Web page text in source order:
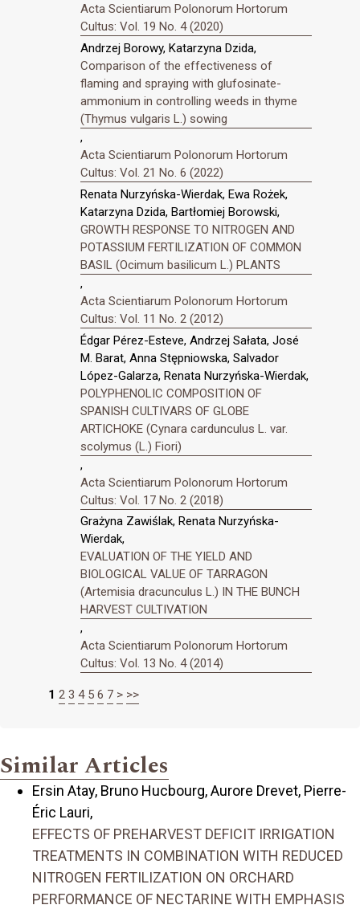
Acta Scientiarum Polonorum Hortorum
Cultus: Vol. 19 No. 4 (2020)
Andrzej Borowy, Katarzyna Dzida,
Comparison of the effectiveness of
flaming and spraying with glufosinate-
ammonium in controlling weeds in thyme
(Thymus vulgaris L.) sowing
,
Acta Scientiarum Polonorum Hortorum
Cultus: Vol. 21 No. 6 (2022)
Renata Nurzyńska-Wierdak, Ewa Rożek,
Katarzyna Dzida, Bartłomiej Borowski,
GROWTH RESPONSE TO NITROGEN AND
POTASSIUM FERTILIZATION OF COMMON
BASIL (Ocimum basilicum L.) PLANTS
,
Acta Scientiarum Polonorum Hortorum
Cultus: Vol. 11 No. 2 (2012)
Édgar Pérez-Esteve, Andrzej Sałata, José
M. Barat, Anna Stępniowska, Salvador
López-Galarza, Renata Nurzyńska-Wierdak,
POLYPHENOLIC COMPOSITION OF
SPANISH CULTIVARS OF GLOBE
ARTICHOKE (Cynara cardunculus L. var.
scolymus (L.) Fiori)
,
Acta Scientiarum Polonorum Hortorum
Cultus: Vol. 17 No. 2 (2018)
Grażyna Zawiślak, Renata Nurzyńska-
Wierdak,
EVALUATION OF THE YIELD AND
BIOLOGICAL VALUE OF TARRAGON
(Artemisia dracunculus L.) IN THE BUNCH
HARVEST CULTIVATION
,
Acta Scientiarum Polonorum Hortorum
Cultus: Vol. 13 No. 4 (2014)
1 2 3 4 5 6 7 > >>
Similar Articles
Ersin Atay, Bruno Hucbourg, Aurore Drevet, Pierre-
Éric Lauri,
EFFECTS OF PREHARVEST DEFICIT IRRIGATION
TREATMENTS IN COMBINATION WITH REDUCED
NITROGEN FERTILIZATION ON ORCHARD
PERFORMANCE OF NECTARINE WITH EMPHASIS